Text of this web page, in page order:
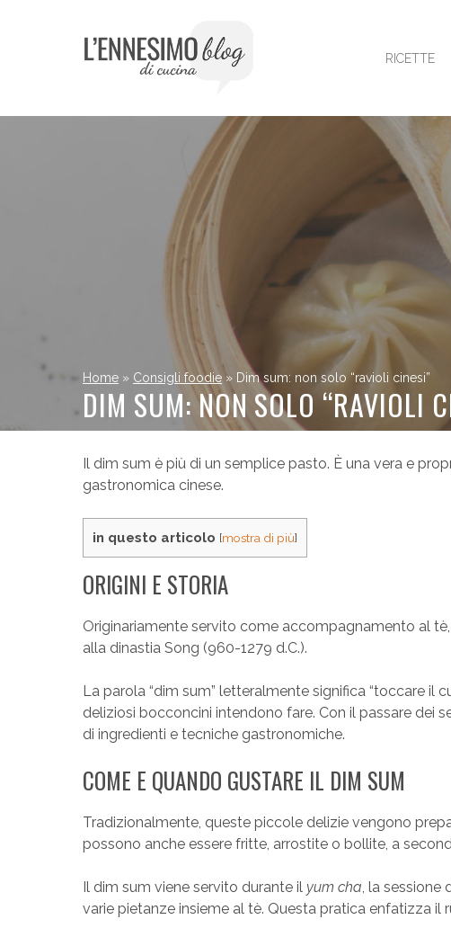
RICETTE
Home » Consigli foodie » Dim sum: non solo “ravioli cinesi”
DIM SUM: NON SOLO “RAVIOLI
Il dim sum è più di un semplice pasto. È una vera e
gastronomica cinese.
in questo articolo [mostra di più]
ORIGINI E STORIA
Originariamente servito come accompagnamento al
alla dinastia Song (960-1279 d.C.).
La parola “dim sum” letteralmente significa “toccare il
deliziosi bocconcini intendono fare. Con il passare dei
di ingredienti e tecniche gastronomiche.
COME E QUANDO GUSTARE IL DIM SUM
Tradizionalmente, queste piccole delizie vengono
possono anche essere fritte, arrostite o bollite, a
Il dim sum viene servito durante il yum cha, la sessione
varie pietanze insieme al tè. Questa pratica enfatizza